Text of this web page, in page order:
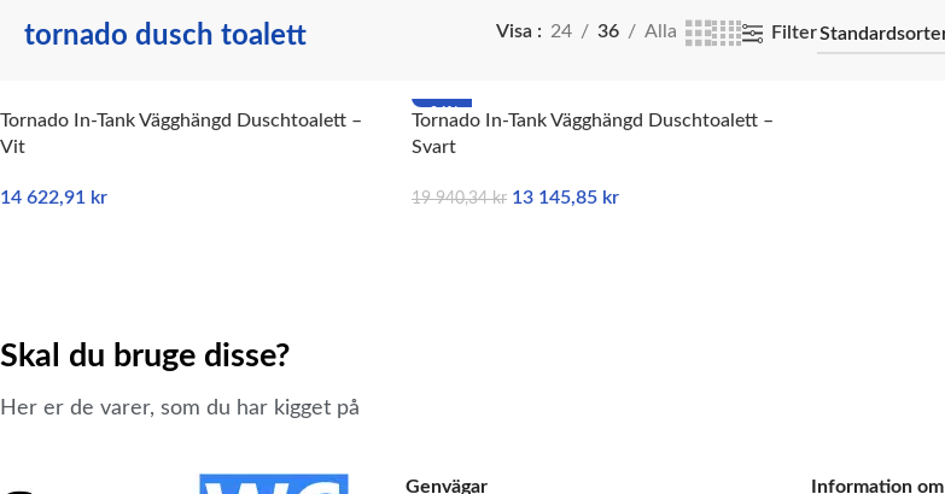
tornado dusch toalett Visa 24 36 Alla Filter
Tornado In-Tank Vägghängd Duschtoalett –
Vit
14 622,91 kr
Tornado In-Tank Vägghängd Duschtoalett –
Svart
19 940,34kr 13 145,85 kr
Skal du bruge disse?
Her er de varer, som du har kigget på
Genvägar Information om